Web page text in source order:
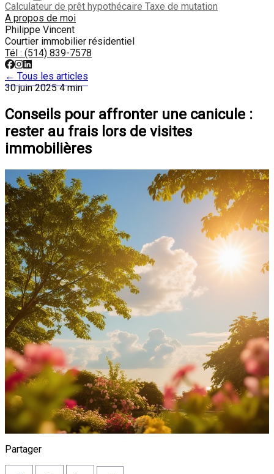
Calculateur de prêt hypothécaire Taxe de mutation
A propos de moi
Philippe Vincent
Courtier immobilier résidentiel
Tél : (514) 839-7578
← Tous les articles
30 juin 2025 4 min
Conseils pour affronter une canicule :
rester au frais lors de visites
immobilières
Partager